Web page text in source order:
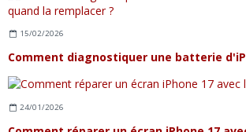
15/02/2026
24/01/2026